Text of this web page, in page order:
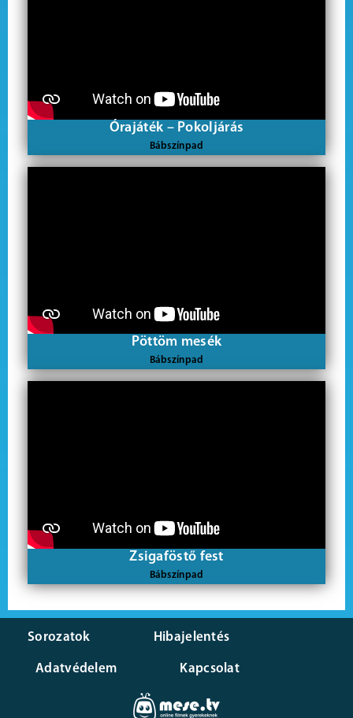
Órajáték – Pokoljárás
Bábszínpad
Pöttöm mesék
Bábszínpad
Zsigaföstő fest
Bábszínpad
Sorozatok Hibajelentés
Adatvédelem Kapcsolat